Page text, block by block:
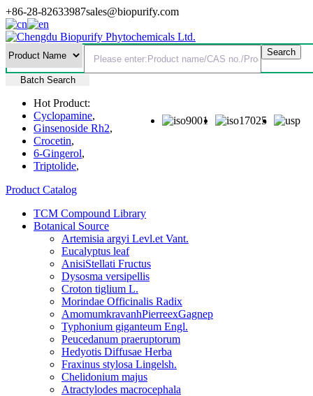
+86-28-82633987sales@biopurify.com
Batch Search
Hot Product:
Cyclopamine,
Ginsenoside Rh2,
Crocetin,
6-Gingerol,
Triptolide,
Product Catalog
TCM Compound Library
Botanical Source
Artemisia argyi Levl.et Vant.
Eucalyptus leaf
AnisiStellati Fructus
Dysosma versipellis
Croton tiglium L.
Morindae Officinalis Radix
AmomumkravanhPierreexGagnep
Typhonium giganteum Engl.
Peucedanum praeruptorum
Hedyotis Diffusae Herba
Fraxinus stylosa Lingelsh.
Chelidonium majus
Atractylodes macrocephala